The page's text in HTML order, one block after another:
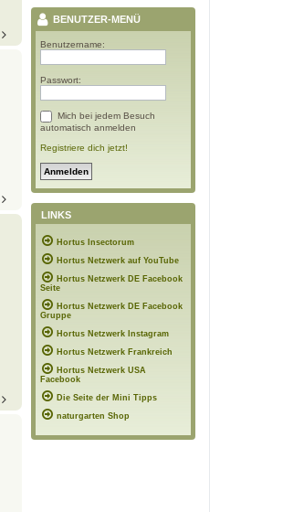
BENUTZER-MENÜ
Benutzername:
Passwort:
Mich bei jedem Besuch
automatisch anmelden
Registriere dich jetzt!
LINKS
Hortus Insectorum
Hortus Netzwerk auf YouTube
Hortus Netzwerk DE Facebook
Seite
Hortus Netzwerk DE Facebook
Gruppe
Hortus Netzwerk Instagram
Hortus Netzwerk Frankreich
Hortus Netzwerk USA
Facebook
Die Seite der Mini Tipps
naturgarten Shop